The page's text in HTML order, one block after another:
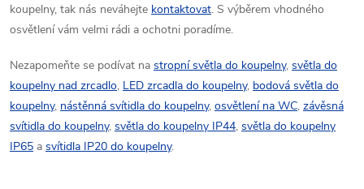
koupelny, tak nás neváhejte kontaktovat. S výběrem vhodného
osvětlení vám velmi rádi a ochotni poradíme.
Nezapomeňte se podívat na stropní světla do koupelny, světla do
koupelny nad zrcadlo, LED zrcadla do koupelny, bodová světla do
koupelny, nástěnná svítidla do koupelny, osvětlení na WC, závěsná
svítidla do koupelny, světla do koupelny IP44, světla do koupelny
IP65 a svítidla IP20 do koupelny.